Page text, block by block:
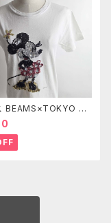
BEAMS×TOKYO Di
コットン100％ スパ
ニーマウスTシャツ X
ト l0524-2